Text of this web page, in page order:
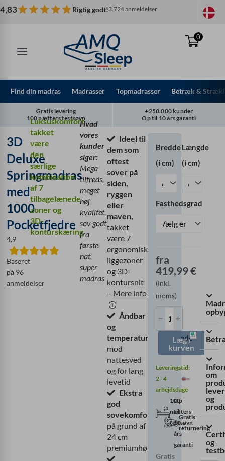
Spring
til
4,83 Rigtig godt!3.724 anmeldelser
0
Find din madras Madrasser Topmadrasser Betræk &
Gratis levering
100 nætters testsøvn
+250.000 kunder
Op til 10 års garanti
3D
Deluxe
Springmadras
med
1000
Pocketfjedre
4,9
Baseret
på 96
anmeldelser
Luksuskomfort
takket
være
den
særlige
kombination
af 7
tilbagelænede
zoner og
3D-
konturskæring
Hvad
vores
kunder
siger:
Mega
tilfreds,
meget
høj
kvalitet,
sov godt
fra
første
nat,
super
madras
Ideel til
dem som
oftest
sover på
siden,
ryggen
eller
maven,
takket
være 7
ergonomiske
liggezoner
og 3D-
kontursnit
– Mere info
Åndbar
og
temperaturregulerende
mod
nattesved
og for lang
levetid
Ekstra
god
sovekomfort
på grund af
24 cm
premiumhøjde
Bredde
(i cm)
Længde
(i cm)
Fasthedsgrad
fra
419,99€
(inkl.
moms)
Deluxe
Springmadras
1000
Læg i
kurven
Leveringstid:
2 - 4
arbejdsdage
100
nætters
testsøvn
Op
til
10
års
garanti
Gratis
returnering
Gratis
om
og
og